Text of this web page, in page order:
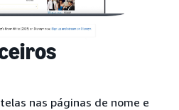
nas páginas de nome e